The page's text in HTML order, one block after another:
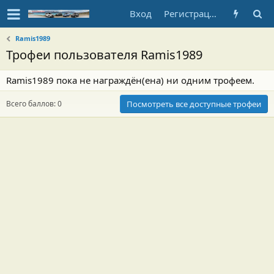
Вход Регистрация
Ramis1989
Трофеи пользователя Ramis1989
Ramis1989 пока не награждён(ена) ни одним трофеем.
Всего баллов: 0 Посмотреть все доступные трофеи